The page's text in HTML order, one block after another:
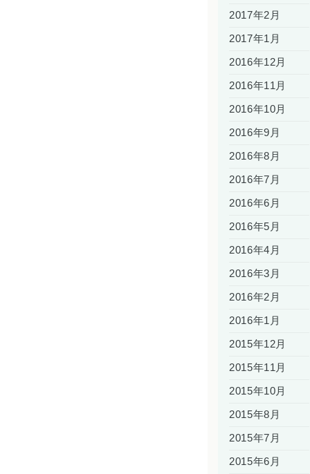
2017年2月
2017年1月
2016年12月
2016年11月
2016年10月
2016年9月
2016年8月
2016年7月
2016年6月
2016年5月
2016年4月
2016年3月
2016年2月
2016年1月
2015年12月
2015年11月
2015年10月
2015年8月
2015年7月
2015年6月